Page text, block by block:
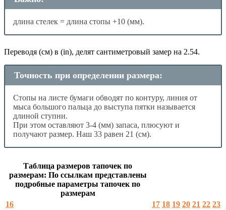
длина стелек = длина стопы +10 (мм).
Переводя (см) в (in), делят сантиметровый замер на 2.54.
Точность при определении размера:
Стопы на листе бумаги обводят по контуру, линия от
мыса большого пальца до выступа пятки называется
длиной ступни.
При этом оставляют 3-4 (мм) запаса, плюсуют и
получают размер. Наш 33 равен 21 (см).
Таблица размеров тапочек по
размерам: По ссылкам представлены
подробные параметры тапочек по
размерам
16
17 18 19 20 21 22 23